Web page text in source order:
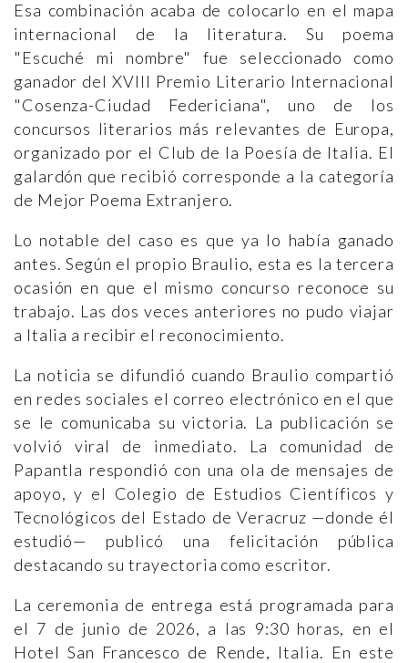
Esa combinación acaba de colocarlo en el mapa
internacional de la literatura. Su poema
"Escuché mi nombre" fue seleccionado como
ganador del XVIII Premio Literario Internacional
"Cosenza-Ciudad Federiciana", uno de los
concursos literarios más relevantes de Europa,
organizado por el Club de la Poesía de Italia. El
galardón que recibió corresponde a la categoría
de Mejor Poema Extranjero.
Lo notable del caso es que ya lo había ganado
antes. Según el propio Braulio, esta es la tercera
ocasión en que el mismo concurso reconoce su
trabajo. Las dos veces anteriores no pudo viajar
a Italia a recibir el reconocimiento.
La noticia se difundió cuando Braulio compartió
en redes sociales el correo electrónico en el que
se le comunicaba su victoria. La publicación se
volvió viral de inmediato. La comunidad de
Papantla respondió con una ola de mensajes de
apoyo, y el Colegio de Estudios Científicos y
Tecnológicos del Estado de Veracruz —donde él
estudió— publicó una felicitación pública
destacando su trayectoria como escritor.
La ceremonia de entrega está programada para
el 7 de junio de 2026, a las 9:30 horas, en el
Hotel San Francesco de Rende, Italia. En este